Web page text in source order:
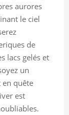
aurores
le ciel
de
lacs gelés et
un
quête
est